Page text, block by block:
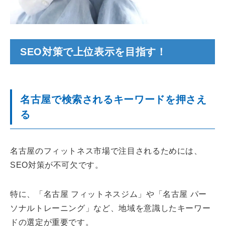
SEO対策で上位表示を目指す！
名古屋で検索されるキーワードを押さえ
る
名古屋のフィットネス市場で注目されるためには、
SEO対策が不可欠です。
特に、「名古屋 フィットネスジム」や「名古屋 パー
ソナルトレーニング」など、地域を意識したキーワー
ドの選定が重要です。